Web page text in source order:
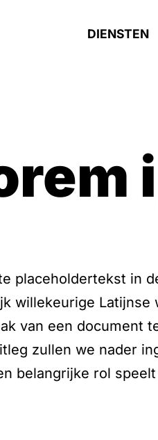
DIENSTEN
placeholdertekst in
willekeurige
van een document
zullen we nader
belangrijke rol